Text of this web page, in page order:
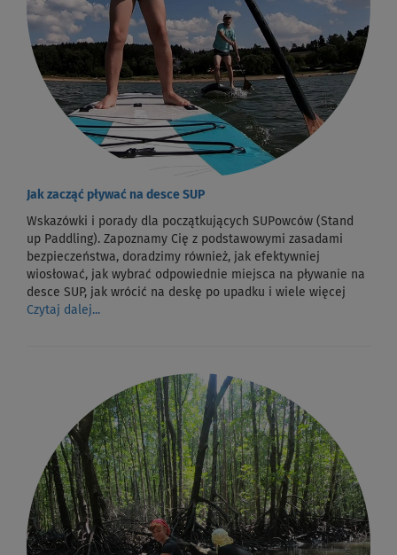
Jak zacząć pływać na desce SUP
Wskazówki i porady dla początkujących SUPowców (Stand
up Paddling). Zapoznamy Cię z podstawowymi zasadami
bezpieczeństwa, doradzimy również, jak efektywniej
wiosłować, jak wybrać odpowiednie miejsca na pływanie na
desce SUP, jak wrócić na deskę po upadku i wiele więcej
Czytaj dalej...